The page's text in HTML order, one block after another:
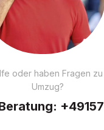
oder haben Fragen zu
Umzug?